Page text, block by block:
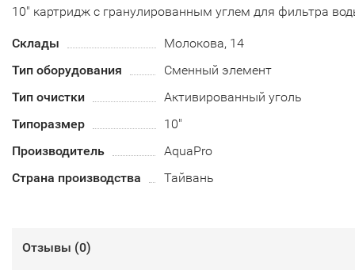
10" картридж с гранулированным углем для фильтра
Склады
Молокова, 14
Тип оборудования
Сменный элемент
Тип очистки
Активированный уголь
Типоразмер
10"
Производитель
AquaPro
Страна производства
Тайвань
Отзывы (0)